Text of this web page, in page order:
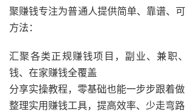
聚赚钱专注为普通人提供简单、靠谱、
方法：
汇聚各类正规赚钱项目，副业、兼职
钱、在家赚钱全覆盖
分享实操教程，零基础也能一步步跟着做
整理实用赚钱工具，提高效率、少走弯路